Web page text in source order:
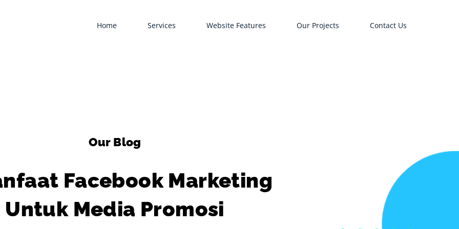
Home Services Website Features Our Projects Contact Us
Our Blog
Facebook Marketing
Untuk Media Promosi